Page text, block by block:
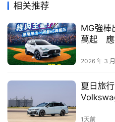
古
買
車
幫
忙
附圖3、TNCAP評等結果報告
四、 LUXGEN n7 於四大安全
護90%、兒童保護 87%、行
依據星級評等平衡標準規定
附圖4、TNCAP評等結果報告
相关推荐
MG強棒
萬起 應
2026 年 3
夏日旅
1天前